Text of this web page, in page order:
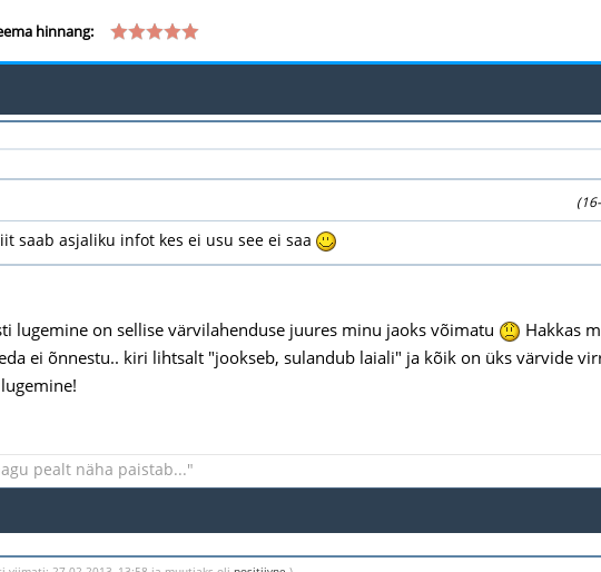
hinnang:
saab asjaliku infot kes ei usu see ei saa
lugemine on sellise värvilahenduse juures minu jaoks võimatu
Hakkas
ei õnnestu.. kiri lihtsalt "jookseb, sulandub laiali" ja kõik on üks värvide
pealt näha paistab..."